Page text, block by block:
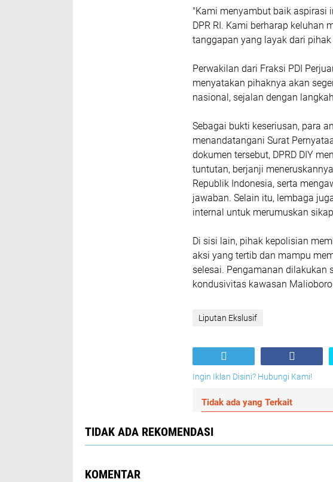
"Kami menyambut baik aspirasi
DPR RI. Kami berharap keluhan
tanggapan yang layak dari pihak
Perwakilan dari Fraksi PDI
menyatakan pihaknya akan
nasional, sejalan dengan
Sebagai bukti keseriusan, para
menandatangani Surat
dokumen tersebut, DPRD DIY
tuntutan, berjanji
Republik Indonesia, serta
jawaban. Selain itu, lembaga
internal untuk merumuskan
Di sisi lain, pihak kepolisian
aksi yang tertib dan mampu
selesai. Pengamanan dilakukan
kondusivitas kawasan
Liputan Ekslusif
Ingin Iklan Disini? Hubungi Kami!
Tidak ada yang Terkait
TIDAK ADA REKOMENDASI
KOMENTAR